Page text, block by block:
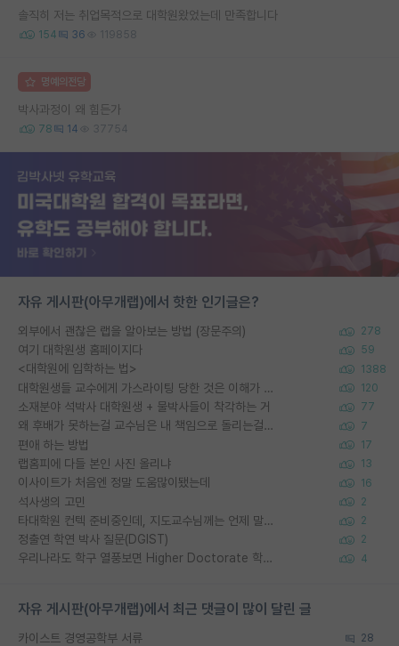
솔직히 저는 취업목적으로 대학원왔었는데 만족합니다
154 36 119858
명예의전당
박사과정이 왜 힘든가
78 14 37754
자유 게시판(아무개랩)에서 핫한 인기글은?
외부에서 괜찮은 랩을 알아보는 방법 (장문주의) 278
여기 대학원생 홈페이지다 59
<대학원에 입학하는 법> 1388
대학원생들 교수에게 가스라이팅 당한 것은 이해가 갑니다. 안타깝네요. 120
소재분야 석박사 대학원생 + 물박사들이 착각하는 거 77
왜 후배가 못하는걸 교수님은 내 책임으로 돌리는걸까요? 7
편애 하는 방법 17
랩홈피에 다들 본인 사진 올리냐 13
이사이트가 처음엔 정말 도움많이됐는데 16
석사생의 고민 2
타대학원 컨텍 준비중인데, 지도교수님께는 언제 말씀드려야 할까요? 2
정출연 학연 박사 질문(DGIST) 2
우리나라도 학구 열풍보면 Higher Doctorate 학위가 필요하다고 봅니다. 4
자유 게시판(아무개랩)에서 최근 댓글이 많이 달린 글
카이스트 경영공학부 서류 28